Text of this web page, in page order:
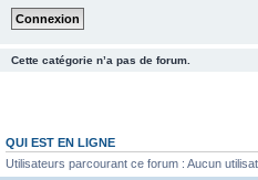
Cette catégorie n’a pas de forum.
QUI EST EN LIGNE
Utilisateurs parcourant ce forum : Aucun